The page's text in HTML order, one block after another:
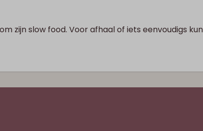
zijn slow food. Voor afhaal of iets eenvoudigs kun